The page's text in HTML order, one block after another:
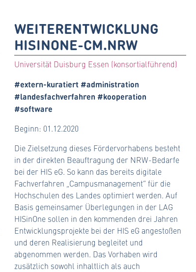
WEITERENTWICKLUNG
HISINONE-CM.NRW
Universität Duisburg Essen (konsortialführend)
#extern-kuratiert #administration
#landesfachverfahren #kooperation
#software
Beginn: 01.12.2020
Die Zielsetzung dieses Fördervorhabens besteht
in der direkten Beauftragung der NRW-Bedarfe
bei der HIS eG. So kann das bereits digitale
Fachverfahren „Campusmanagement“ für die
Hochschulen des Landes optimiert werden. Auf
Basis gemeinsamer Überlegungen in der LAG
HISinOne sollen in den kommenden drei Jahren
Entwicklungsprojekte bei der HIS eG angestoßen
und deren Realisierung begleitet und
abgenommen werden. Das Vorhaben wird
zusätzlich sowohl inhaltlich als auch